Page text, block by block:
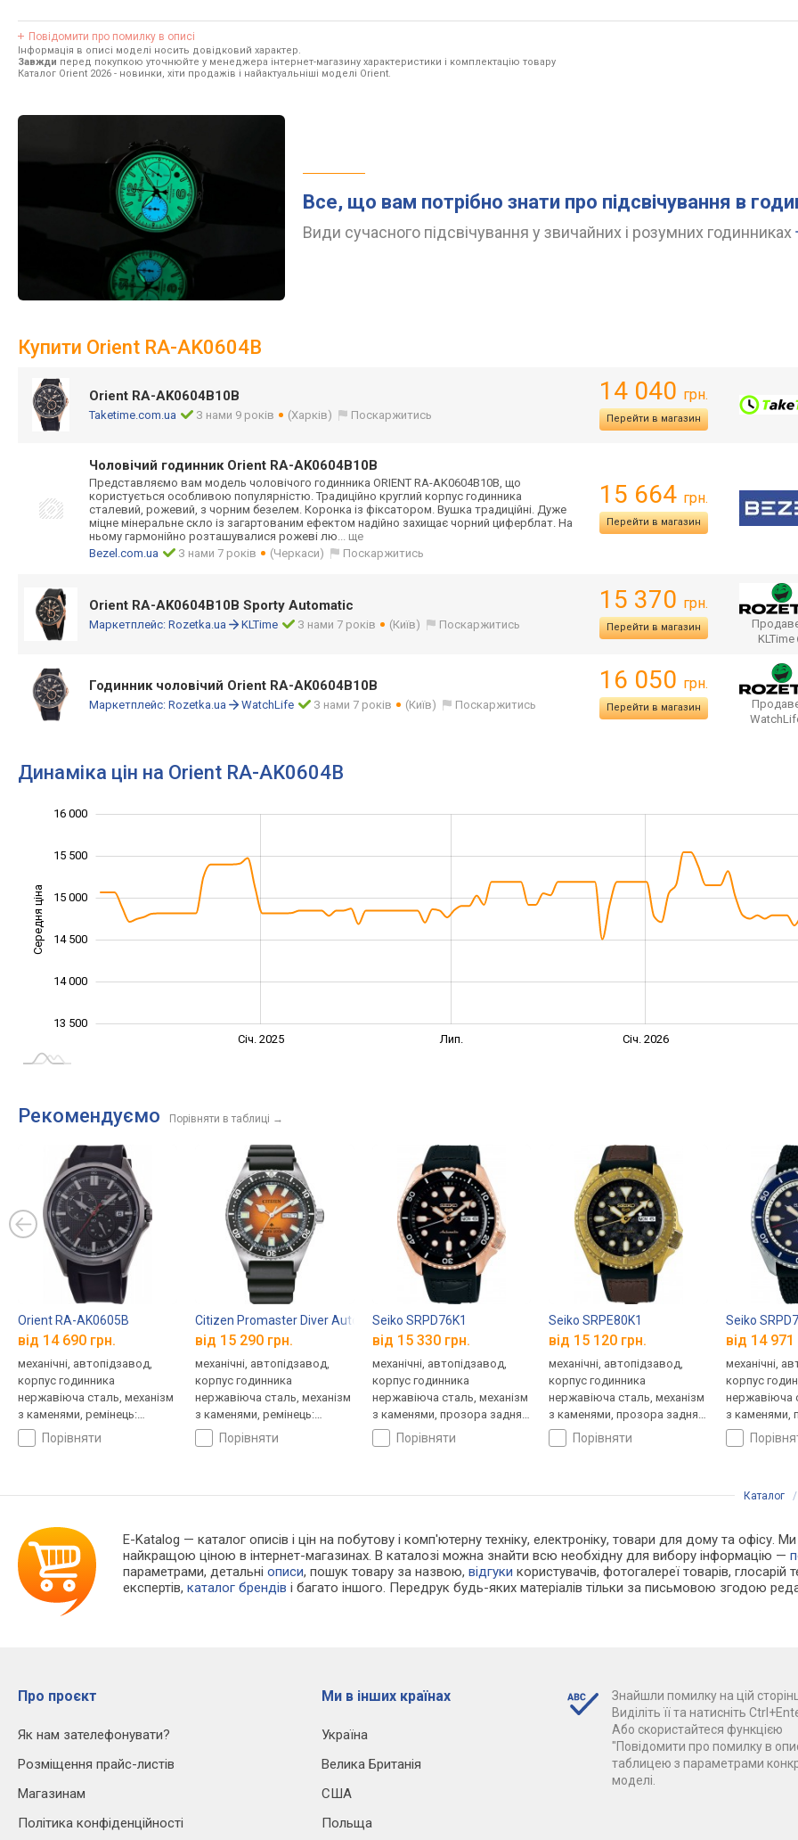
Повідомити про помилку в описі
Інформація в описі моделі носить довідковий характер.
Завжди перед покупкою уточнюйте у менеджера інтернет-магазину характеристики і комплектацію товару
Каталог Orient 2026 - новинки, хіти продажів і найактуальніші моделі Orient.
Все, що вам потрібно знати про підсвічування в
Види сучасного підсвічування у звичайних і розумних годинниках
Купити Orient RA-AK0604B
Orient RA-AK0604B10B
Taketime.com.ua З нами 9 років (Харків) Поскаржитись
14 040 грн.
Перейти в магазин
Чоловічий годинник Orient RA-AK0604B10B
Представляємо вам модель чоловічого годинника ORIENT RA-AK0604B10B, що
користується особливою популярністю. Традиційно круглий корпус годинника
сталевий, рожевий, з чорним безелем. Коронка із фіксатором. Вушка традиційні. Дуже
міцне мінеральне скло із загартованим ефектом надійно захищає чорний циферблат. На
ньому гармонійно розташувалися рожеві лю... ще
Bezel.com.ua
З нами 7 років (Черкаси) Поскаржитись
15 664 грн.
Перейти в магазин
Orient RA-AK0604B10B Sporty Automatic
Маркетплейс: Rozetka.ua KLTime З нами 7 років (Київ) Поскаржитись
15 370 грн.
Перейти в магазин
KLTime
Годинник чоловічий Orient RA-AK0604B10B
Маркетплейс: Rozetka.ua WatchLife З нами 7 років (Київ) Поскаржитись
16 050 грн.
Перейти в магазин
Динаміка цін на Orient RA-AK0604B
Середня ціна
13 500
14 000
14 500
15 000
15 500
16 000
Січ. 2025 Лип. Січ. 2026
Рекомендуємо Порівняти в таблиці →
Orient RA-AK0605B
від 14 690 грн.
механічні, автопідзавод,
корпус годинника
нержавіюча сталь, механізм
з каменями, ремінець:
ремінець каучук, WR 100,
Японія
порівняти
Citizen Promaster Diver Automatic NY0120-01ZE
від 15 290 грн.
механічні, автопідзавод,
корпус годинника
нержавіюча сталь, механізм
з каменями, ремінець:
ремінець каучук, WR 200,
Японія
порівняти
Seiko SRPD76K1
від 15 330 грн.
механічні, автопідзавод,
корпус годинника
нержавіюча сталь, механізм
з каменями, прозора задня
кришка, ремінець: ремінець
каучук, WR 100, Японія
порівняти
Seiko SRPE80K1
від 15 120 грн.
механічні, автопідзавод,
корпус годинника
нержавіюча сталь, механізм
з каменями, прозора задня
кришка, ремінець: ремінець
каучук, WR 100, Японія
порівняти
Seiko
від 14 971
механічні,
корпус
нержавіюча
з каменями,
кришка,
каучук, WR
Каталог
E-Katalog — каталог описів і цін на побутову і комп'ютерну техніку, електроніку, товари для дому та офісу.
найкращою ціною в інтернет-магазинах. В каталозі можна знайти всю необхідну для вибору інформацію —
параметрами, детальніописи, пошук товару за назвою,відгуки користувачів, фотогалереї товарів, глосарій
експертів,каталог брендів і багато іншого. Передрук будь-яких матеріалів тільки за письмовою згодою
Про проєкт
Як нам зателефонувати?
Розміщення прайс-листів
Магазинам
Політика конфіденційності
Ми в інших країнах
Україна
Велика Британія
США
Польща
Знайшли помилку на цій
Виділіть її та натисніть
Або скористайтеся функцією
"Повідомити про помилку в
таблицею з параметрами
моделі.